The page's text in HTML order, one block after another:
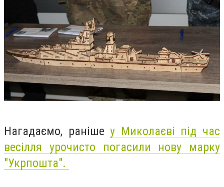
Нагадаємо, ранішеу Миколаєві під час
весілля урочисто погасили нову марку
"Укрпошта".